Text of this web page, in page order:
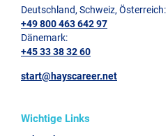
Deutschland, Schweiz, Österreich:
+49 800 463 642 97
Dänemark:
+45 33 38 32 60
start@hayscareer.net
Wichtige Links